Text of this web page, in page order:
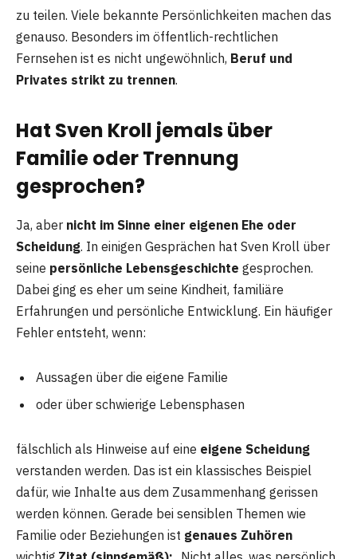
zu teilen. Viele bekannte Persönlichkeiten machen das
genauso. Besonders im öffentlich-rechtlichen
Fernsehen ist es nicht ungewöhnlich, Beruf und
Privates strikt zu trennen.
Hat Sven Kroll jemals über
Familie oder Trennung
gesprochen?
Ja, aber nicht im Sinne einer eigenen Ehe oder
Scheidung. In einigen Gesprächen hat Sven Kroll über
seine persönliche Lebensgeschichte gesprochen.
Dabei ging es eher um seine Kindheit, familiäre
Erfahrungen und persönliche Entwicklung. Ein häufiger
Fehler entsteht, wenn:
Aussagen über die eigene Familie
oder über schwierige Lebensphasen
fälschlich als Hinweise auf eine eigene Scheidung
verstanden werden. Das ist ein klassisches Beispiel
dafür, wie Inhalte aus dem Zusammenhang gerissen
werden können. Gerade bei sensiblen Themen wie
Familie oder Beziehungen ist genaues Zuhören